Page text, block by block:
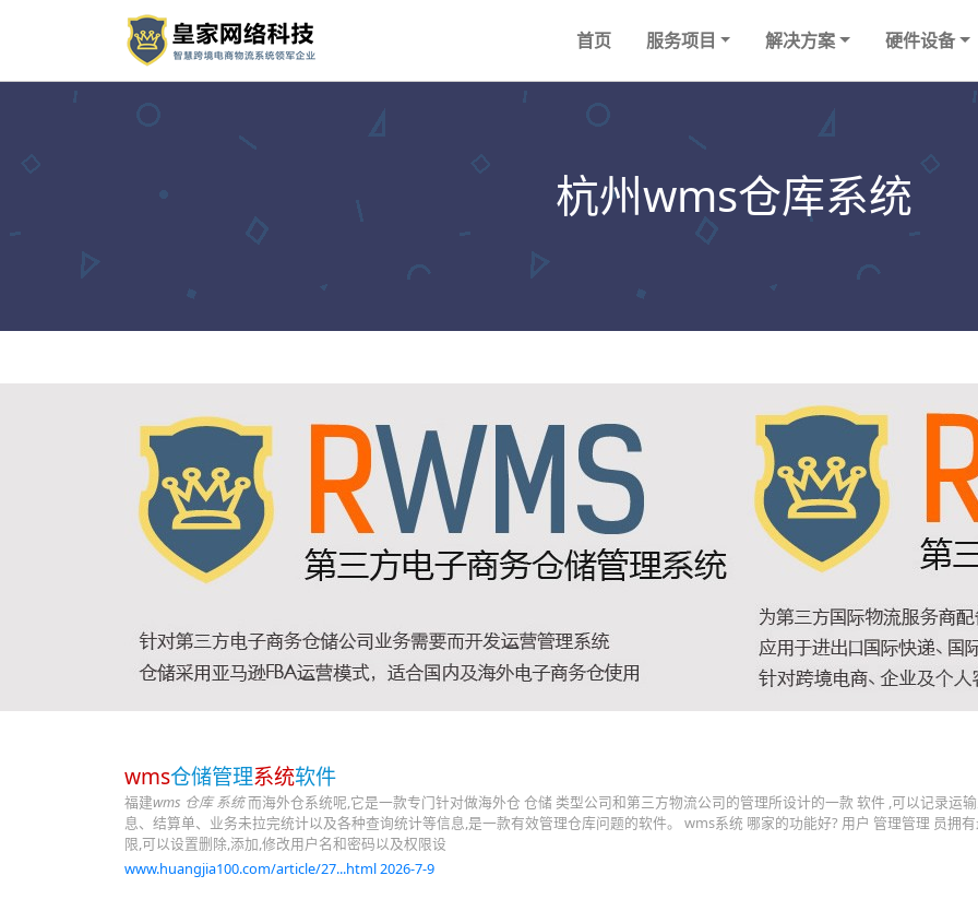
首页 服务项目 解决方案 硬件设备
杭州wms仓库系统
wms仓储管理系统软件
福建wms 仓库 系统而海外仓系统呢,它是一款专门针对做海外仓 仓储 类型公司和第三方物流公司的管理所设计的一款 软件 ,可以记录运
息、结算单、业务未拉完统计以及各种查询统计等信息,是一款有效管理仓库问题的软件。 wms系统 哪家的功能好? 用户 管理管理 员拥
限,可以设置删除,添加,修改用户名和密码以及权限设
www.huangjia100.com/article/27...html 2026-7-9